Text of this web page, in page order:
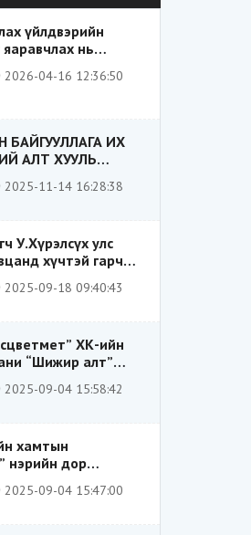
үйлдвэрийн
нь
байдал“-д
2026-04-16 12:36:50
БАЙГУУЛЛАГА ИХ
АЛТ ХУУЛЬ
ГАРГАХ ГЭЖ
ТАСЛАН
2025-11-14 16:28:38
У.Хүрэлсүх улс
хүчтэй гарч
шударга
тэмцэгч, “хуучин
2025-09-18 09:40:43
ХК-ийн
“Шижир алт”
захирлаар
О.Баттөмөрт
2025-09-04 15:58:42
хамтын
нэрийн дор
хуримтлал”
2025-09-04 15:47:00